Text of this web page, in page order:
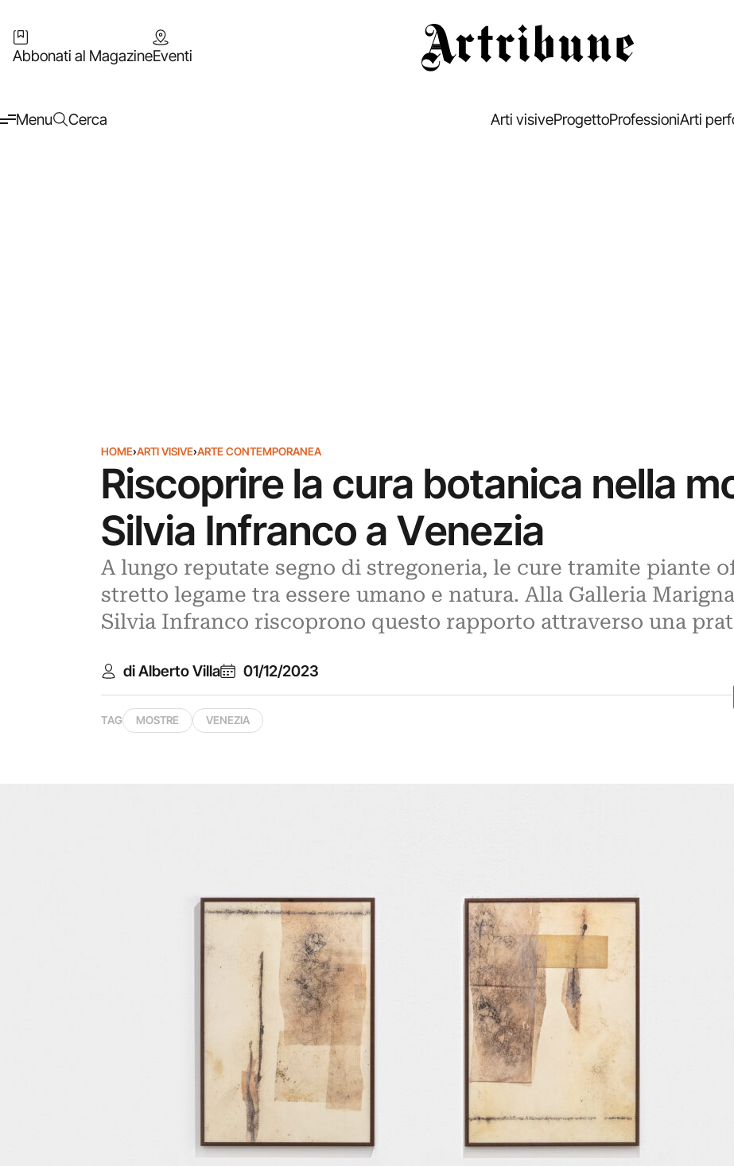
Abbonati al MagazineEventi
Menu Cerca Arti visiveProgettoProfessioniArti
HOME›ARTI VISIVE›ARTE CONTEMPORANEA
Riscoprire la cura botanica nella
Silvia Infranco a Venezia
A lungo reputate segno di stregoneria, le cure tramite piante
stretto legame tra essere umano e natura. Alla Galleria
Silvia Infranco riscoprono questo rapporto attraverso una
di Alberto Villa 01/12/2023
TAG MOSTRE VENEZIA